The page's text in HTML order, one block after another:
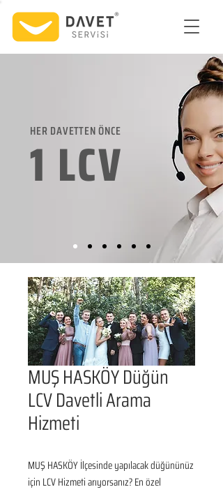
HER DAVETTEN ÖNCE
1 LCV
MUŞ HASKÖY Düğün
LCV Davetli Arama
Hizmeti
MUŞ HASKÖY İlçesinde yapılacak düğününüz
için LCV Hizmeti arıyorsanız? En özel